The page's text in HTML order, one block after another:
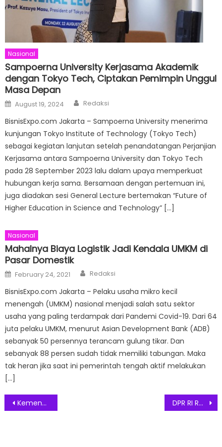
Nasional
Sampoerna University Kerjasama Akademik
dengan Tokyo Tech, Ciptakan Pemimpin Unggul
Masa Depan
Posted
on
August 19, 2024 Author
Redaksi
BisnisExpo.com Jakarta – Sampoerna University menerima
kunjungan Tokyo Institute of Technology (Tokyo Tech)
sebagai kegiatan lanjutan setelah penandatangan Perjanjian
Kerjasama antara Sampoerna University dan Tokyo Tech
pada 28 September 2023 lalu dalam upaya memperkuat
hubungan kerja sama. Bersamaan dengan pertemuan ini,
juga diadakan sesi General Lecture bertemakan “Future of
Higher Education in Science and Technology” […]
Nasional
Mahalnya Biaya Logistik Jadi Kendala UMKM di
Pasar Domestik
Posted
on
February 24, 2021 Author
Redaksi
BisnisExpo.com Jakarta – Pelaku usaha mikro kecil
menengah (UMKM) nasional menjadi salah satu sektor
usaha yang paling terdampak dari Pandemi Covid-19. Dari 64
juta pelaku UMKM, menurut Asian Development Bank (ADB)
sebanyak 50 persennya terancam gulung tikar. Dan
sebanyak 88 persen sudah tidak memiliki tabungan. Maka
tak heran jika saat ini pemerintah tengah aktif melakukan
[…]
Post
Kemenparekraf / Baparekraf Luncurkan E-Book Fashion Trend 2021/2022 ‘New Beginning’ DPR RI Restui Presiden Jokowi Lakukan Reshuffle Bentuk Kementerian Investasi